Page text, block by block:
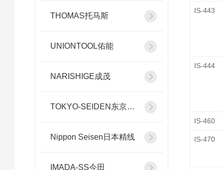
THOMAS托马斯
UNIONTOOL佑能
NARISHIGE成茂
TOKYO-SEIDEN东京精电
Nippon Seisen日本精线
IMADA-SS今田
IS-443
IS-444
IS-460
IS-470